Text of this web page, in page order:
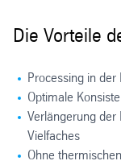
Die Vorteile
Processing in der
Optimale
Verlängerung
Vielfaches
Ohne